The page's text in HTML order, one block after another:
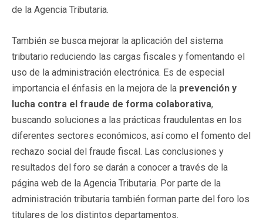
de la Agencia Tributaria.
También se busca mejorar la aplicación del sistema
tributario reduciendo las cargas fiscales y fomentando el
uso de la administración electrónica. Es de especial
importancia el énfasis en la mejora de la prevención y
lucha contra el fraude de forma colaborativa,
buscando soluciones a las prácticas fraudulentas en los
diferentes sectores económicos, así como el fomento del
rechazo social del fraude fiscal. Las conclusiones y
resultados del foro se darán a conocer a través de la
página web de la Agencia Tributaria. Por parte de la
administración tributaria también forman parte del foro los
titulares de los distintos departamentos.